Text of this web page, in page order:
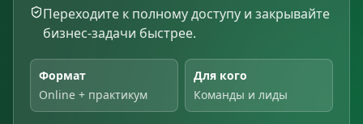
Переходите к полному доступу и закрывайте
бизнес-задачи быстрее.
Формат
Online + практикум
Для кого
Команды и лиды